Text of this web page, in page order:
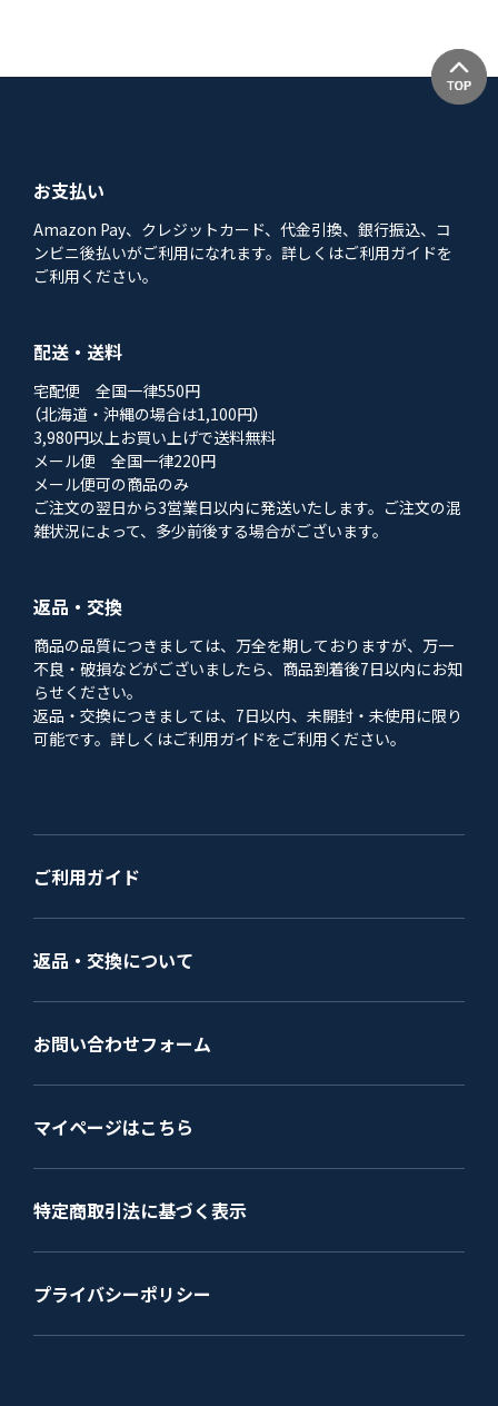
お支払い
Amazon Pay、クレジットカード、代金引換、銀行振込、コ
ンビニ後払いがご利用になれます。詳しくはご利用ガイドを
ご利用ください。
配送・送料
宅配便 全国一律550円
（北海道・沖縄の場合は1,100円）
3,980円以上お買い上げで送料無料
メール便 全国一律220円
メール便可の商品のみ
ご注文の翌日から3営業日以内に発送いたします。ご注文の混
雑状況によって、多少前後する場合がございます。
返品・交換
商品の品質につきましては、万全を期しておりますが、万一
不良・破損などがございましたら、商品到着後7日以内にお知
らせください。
返品・交換につきましては、7日以内、未開封・未使用に限り
可能です。詳しくはご利用ガイドをご利用ください。
ご利用ガイド
返品・交換について
お問い合わせフォーム
マイページはこちら
特定商取引法に基づく表示
プライバシーポリシー